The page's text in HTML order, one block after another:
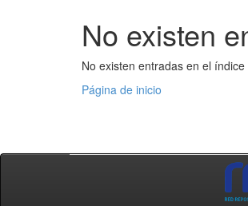
No existen
No existen entradas en el
Página de inicio